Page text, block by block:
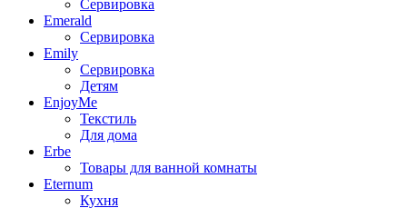
Сервировка
Emerald
Сервировка
Emily
Сервировка
Детям
EnjoyMe
Текстиль
Для дома
Erbe
Товары для ванной комнаты
Eternum
Кухня